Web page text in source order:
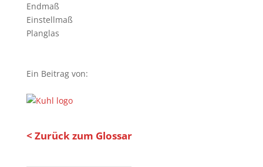
Endmaß
Einstellmaß
Planglas
Ein Beitrag von:
< Zurück zum Glossar